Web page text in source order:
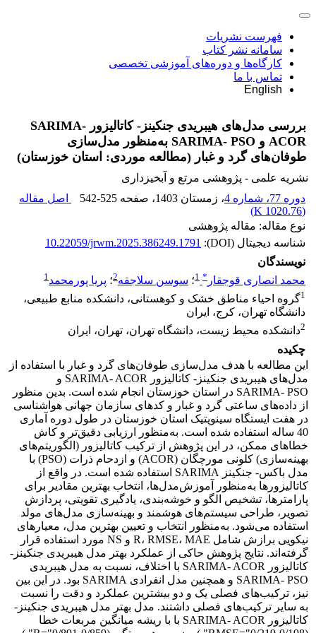
فهرست نشریات
سامانه نشر کتاب
کارگاه‌ها و دوره‌های آموزشی تخصصی
تماس با ما
English
بررسی مدل‌های هیبریدی جنکینز- کاتالیزور SARIMA-
ACOR و SARIMA- PSO به‌منظور مدل‌سازی
طوفان‌های گرد و غبار (مطالعه موردی: استان خوزستان)
نشریه علمی - پژوهشی مرتع و آبخیزداری
دوره 77، شماره 4
، زمستان 1403 ، صفحه 542-525
اصل مقاله
(
1020.76 K
)
نوع مقاله: مقاله پژوهشی
شناسه دیجیتال (DOI):
10.22059/jrwm.2025.386249.1791
نویسندگان
محمد انصاری قوجقار *
1؛ سوسن سلاجقه2؛ پریا پورمحمد1
1گروه احیاء مناطق خشک و کوهستانی، دانشکده منابع طبیعی،
دانشگاه تهران، کرج، ایران
2دانشکده محیط زیست، دانشگاه تهران، تهران، ایران
چکیده
این مطالعه با هدف مدل‌سازی طوفان‌های گرد و غبار با استفاده از
مدل‌های هیبریدی جنکینز- کاتالیزور SARIMA- ACOR و
SARIMA- PSO در استان خوزستان انجام شده است. بدین منظور
از داده‌های ساعتی گرد و غبار و کد‌های سازمان جهانی هواشناسی
در هفت ایستگاه سینوپتیک استان خوزستان در طول دوره آماری
40 ساله استفاده شده است. به‌منظور ارزیابی دقیق‌تر و کاش
خطاهای ممکن، در این پژوهش از ترکیب کاتالیزور (الگوریتم‌های
بهینه‌سازی) کلونی مورچگان (ACOR) و ازدحام ذرات (PSO) با
مدل باکس- جنکینز SARIMA استفاده شده است. در واقع از
کاتالیزور‌ها به‌منظور آموزش‌مدل‌ها، انتخاب بهترین مقادیر برای
پارامترها، تشخیص الگو و خوشه‌بندی، یادگیری تقویتی، پردازش
تصویر، طراحی سیستم‌های هوشمند و بهینه‌سازی مدل‌های مولد
استفاده می‌شود. به‌منظور انتخاب و تعیین بهترین مدل، معیار‌های
نیکویی برازش شامل R، RMSE، MAE و NS مورد استفاده قرار
گرفته‌اند. نتایج پژوهش حاکی از عملکرد بهتر مدل هیبریدی جنکینز-
کاتالیزور SARIMA- ACOR با اختلاف، نسبت به مدل هیبریدی
SARIMA- PSO و همچنین مدل انفرادی SARIMA بود. در این بین
نیز، ترکیب‌های فصلی یک و دو بیشترین عملکرد و دقت را نسبت
به سایر ترکیب‌های فصلی داشتند. مدل بهتر مدل هیبریدی جنکینز-
کاتالیزور SARIMA- ACOR با با ریشه میانگین مربعات خطا